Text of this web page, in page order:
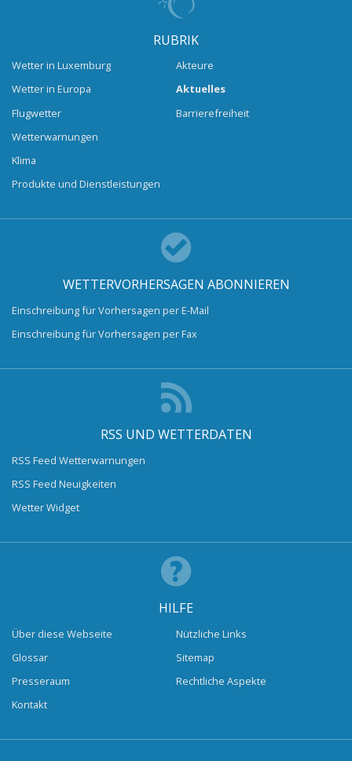
RUBRIK
Wetter in Luxemburg
Wetter in Europa
Flugwetter
Wetterwarnungen
Klima
Produkte und Dienstleistungen
Akteure
Aktuelles
Barrierefreiheit
WETTERVORHERSAGEN ABONNIEREN
Einschreibung für Vorhersagen per E-Mail
Einschreibung für Vorhersagen per Fax
RSS UND WETTERDATEN
RSS Feed Wetterwarnungen
RSS Feed Neuigkeiten
Wetter Widget
HILFE
Über diese Webseite
Glossar
Presseraum
Kontakt
Nützliche Links
Sitemap
Rechtliche Aspekte